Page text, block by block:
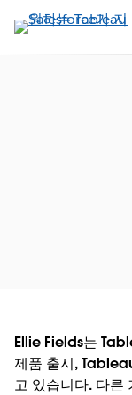
요
Ellie Fields는
제품 출시,
고 있습니다. 다른